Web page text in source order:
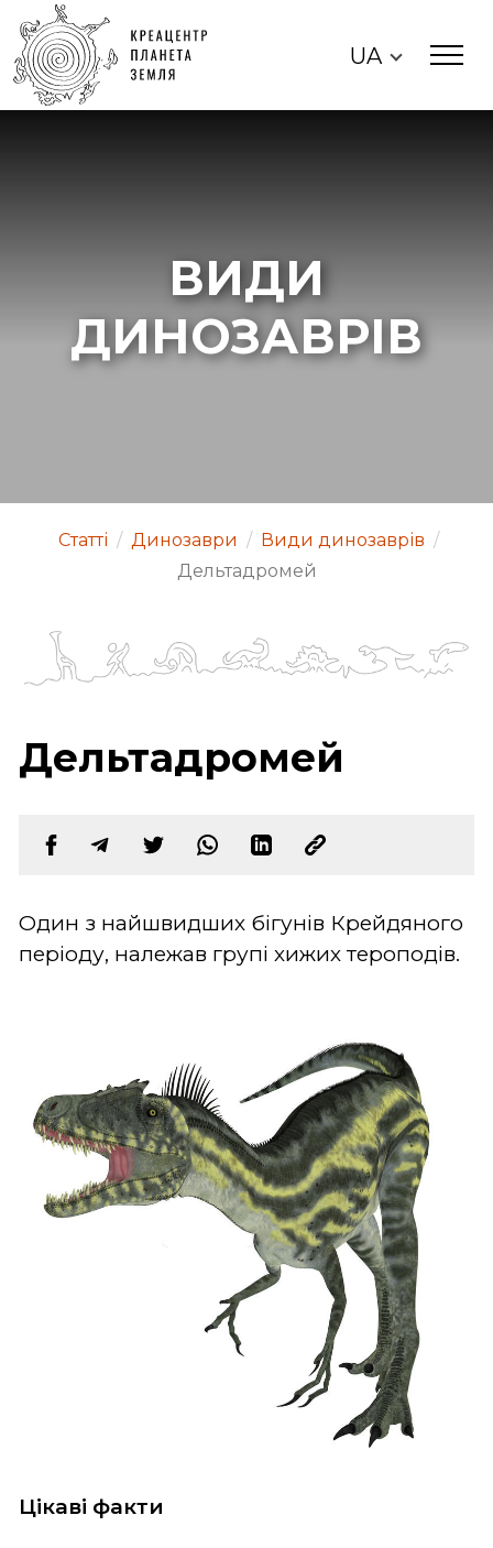
UA
ВИДИ
ДИНОЗАВРІВ
Статті / Динозаври / Види динозаврів /
Дельтадромей
Дельтадромей
Один з найшвидших бігунів Крейдяного
періоду, належав групі хижих тероподів.
Цікаві факти